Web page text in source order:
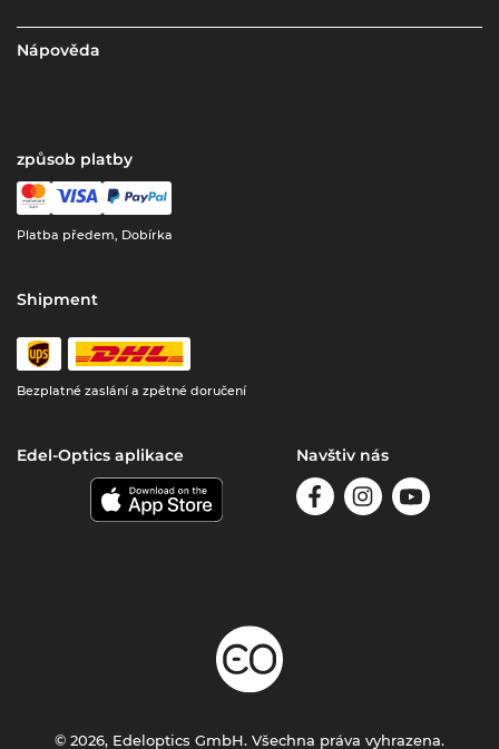
Nápověda
způsob platby
Platba předem, Dobírka
Shipment
Bezplatné zaslání a zpětné doručení
Edel-Optics aplikace Navštiv nás
© 2026, Edeloptics GmbH. Všechna práva vyhrazena.